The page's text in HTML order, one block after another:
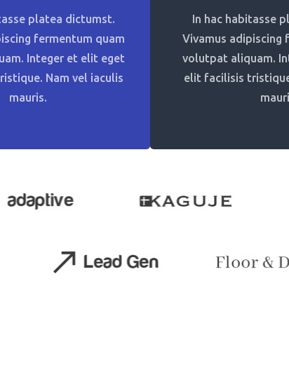
platea dictumst.
fermentum quam
Integer et elit eget
Nam vel iaculis
mauris.
In hac habitasse
Vivamus adipiscing
volutpat aliquam.
elit facilisis